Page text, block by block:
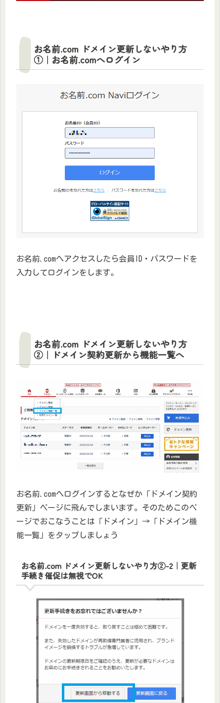
お名前.com ドメイン更新しないやり方
①｜お名前.comへログイン
お名前.comへアクセスしたら会員ID・パスワードを
入力してログインをします。
お名前.com ドメイン更新しないやり方
②｜ドメイン契約更新から機能一覧へ
お名前.comへログインするとなぜか「ドメイン契約
更新」ページに飛んでしまいます。そのためこのペ
ージでおこなうことは「ドメイン」→「ドメイン機
能一覧」をタップしましょう
お名前.com ドメイン更新しないやり方②-2｜更新
手続き催促は無視でOK